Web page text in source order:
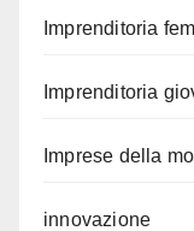
Imprenditoria
Imprenditoria
Imprese della
innovazione